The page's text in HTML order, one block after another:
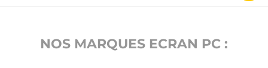
NOS MARQUES ECRAN PC :